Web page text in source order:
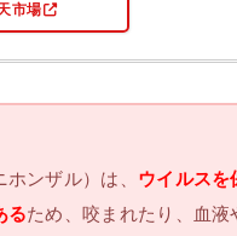
市場
ホンザル）は、 ウイルスを
るため、咬まれたり、血液